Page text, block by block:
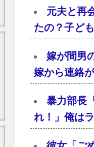
元夫と再
たの？子ど
嫁が間男
嫁から連絡
暴力部長
れ！」俺は